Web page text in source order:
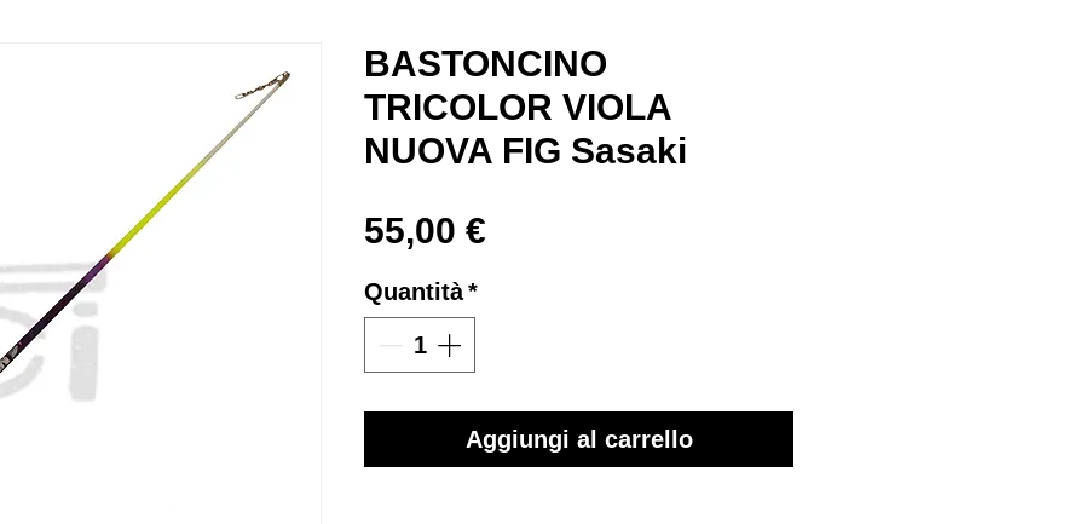
BASTONCINO
TRICOLOR VIOLA
NUOVA FIG Sasaki
55,00 €
Quantità*
Aggiungi al carrello